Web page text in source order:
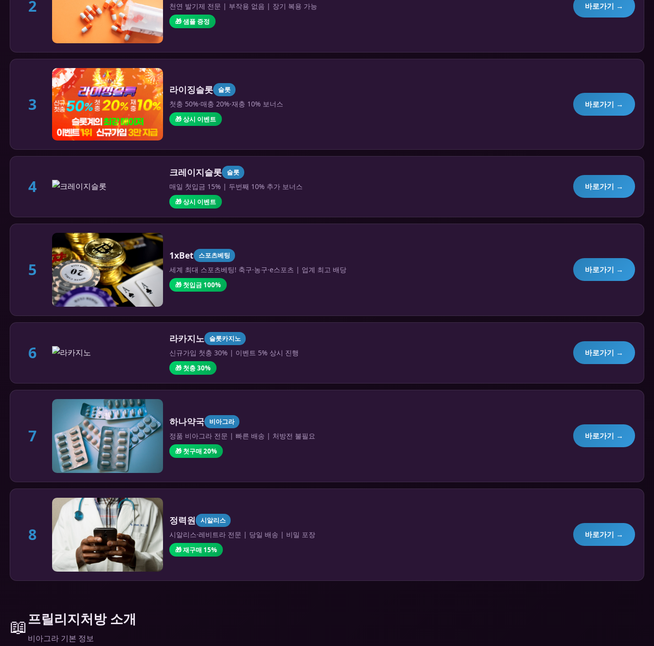
2 천연 발기제 전문 | 부작용 없음 | 장기 복용 가능
🎁 샘플 증정
바로가기 →
3
라이징슬롯 슬롯
첫충 50%·매충 20%·재충 10% 보너스
🎁 상시 이벤트
바로가기 →
4
크레이지슬롯 슬롯
매일 첫입금 15% | 두번째 10% 추가 보너스
🎁 상시 이벤트
바로가기 →
5
1xBet 스포츠베팅
세계 최대 스포츠베팅! 축구·농구·e스포츠 | 업계 최고 배당
🎁 첫입금 100%
바로가기 →
6
라카지노 슬롯카지노
신규가입 첫충 30% | 이벤트 5% 상시 진행
🎁 첫충 30%
바로가기 →
7
하나약국 비아그라
정품 비아그라 전문 | 빠른 배송 | 처방전 불필요
🎁 첫구매 20%
바로가기 →
8
정력원 시알리스
시알리스·레비트라 전문 | 당일 배송 | 비밀 포장
🎁 재구매 15%
바로가기 →
📖프릴리지처방 소개
비아그라 기본 정보